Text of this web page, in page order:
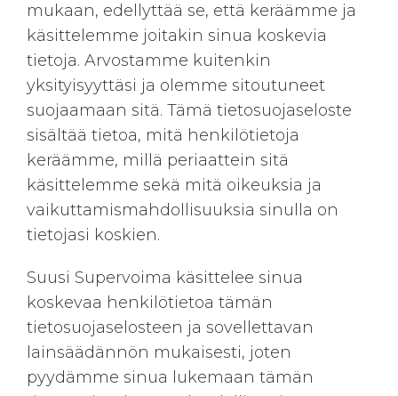
mukaan, edellyttää se, että keräämme ja
käsittelemme joitakin sinua koskevia
tietoja. Arvostamme kuitenkin
yksityisyyttäsi ja olemme sitoutuneet
suojaamaan sitä. Tämä tietosuojaseloste
sisältää tietoa, mitä henkilötietoja
keräämme, millä periaattein sitä
käsittelemme sekä mitä oikeuksia ja
vaikuttamismahdollisuuksia sinulla on
tietojasi koskien.
Suusi Supervoima käsittelee sinua
koskevaa henkilötietoa tämän
tietosuojaselosteen ja sovellettavan
lainsäädännön mukaisesti, joten
pyydämme sinua lukemaan tämän